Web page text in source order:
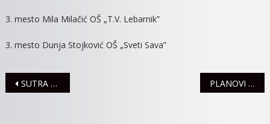
3. mesto Mila Milačić OŠ „T.V. Lebarnik”
3. mesto Dunja Stojković OŠ „Sveti Sava”
Navigacija
SUTRA OTEŽANO VODOSNABDEVANJE PLANOVI SPREMNOSTI I ODGOVORA NA JAVNOZDRAVSTVENE PRETNJE